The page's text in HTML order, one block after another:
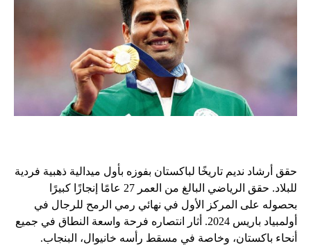
حقق أرشاد نديم تاريخًا لباكستان بفوزه بأول ميدالية ذهبية فردية
للبلاد. حقق الرياضي البالغ من العمر 27 عامًا إنجازًا كبيرًا
بحصوله على المركز الأول في نهائي رمي الرمح للرجال في
أولمبياد باريس 2024. أثار انتصاره فرحة واسعة النطاق في جميع
أنحاء باكستان، وخاصة في مسقط رأسه خانيوال، البنجاب.